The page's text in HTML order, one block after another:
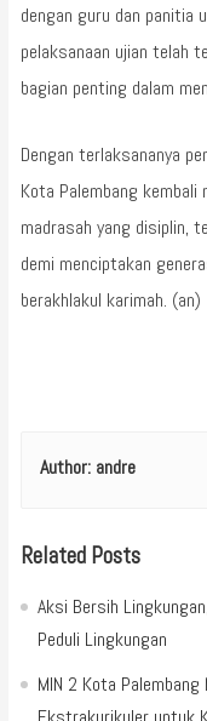
dengan guru dan panitia
pelaksanaan ujian telah
bagian penting dalam
Dengan terlaksananya
Kota Palembang kembali
madrasah yang disiplin,
demi menciptakan
berakhlakul karimah. (an)
Author: andre
Related Posts
Aksi Bersih
Peduli Lingkungan
MIN 2 Kota